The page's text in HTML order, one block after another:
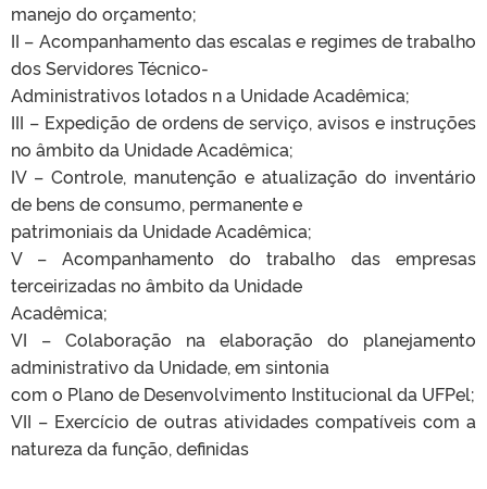
manejo do orçamento;
II – Acompanhamento das escalas e regimes de trabalho
dos Servidores Técnico-
Administrativos lotados n a Unidade Acadêmica;
III – Expedição de ordens de serviço, avisos e instruções
no âmbito da Unidade Acadêmica;
IV – Controle, manutenção e atualização do inventário
de bens de consumo, permanente e
patrimoniais da Unidade Acadêmica;
V – Acompanhamento do trabalho das empresas
terceirizadas no âmbito da Unidade
Acadêmica;
VI – Colaboração na elaboração do planejamento
administrativo da Unidade, em sintonia
com o Plano de Desenvolvimento Institucional da UFPel;
VII – Exercício de outras atividades compatíveis com a
natureza da função, definidas